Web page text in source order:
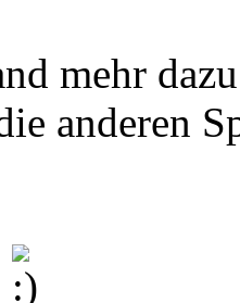
mehr
anderen